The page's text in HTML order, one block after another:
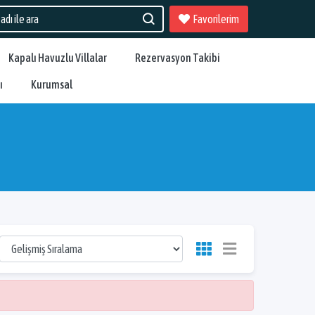
Favorilerim
Kapalı Havuzlu Villalar Rezervasyon Takibi
Kurumsal